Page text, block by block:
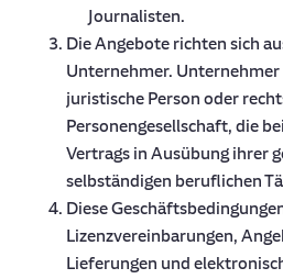
Journalisten.
Die Angebote richten sich
Unternehmer.
juristische Person oder
Personengesellschaft, die
Vertrags in Ausübung ihrer
selbständigen beruflichen
Diese
Lizenzvereinbarungen,
Lieferungen und